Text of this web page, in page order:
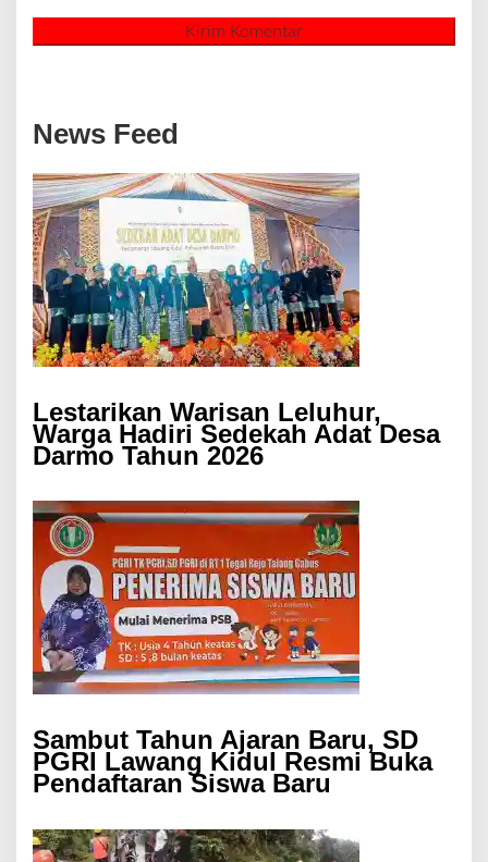
News Feed
Lestarikan Warisan Leluhur,
Warga Hadiri Sedekah Adat Desa
Darmo Tahun 2026
Sambut Tahun Ajaran Baru, SD
PGRI Lawang Kidul Resmi Buka
Pendaftaran Siswa Baru